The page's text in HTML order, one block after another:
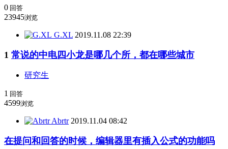
0 回答
23945浏览
G.XL 2019.11.08 22:39
1 常说的中电四小龙是哪几个所，都在哪些城市
研究生
1 回答
4599浏览
Abrtr 2019.11.04 08:42
在提问和回答的时候，编辑器里有插入公式的功能吗